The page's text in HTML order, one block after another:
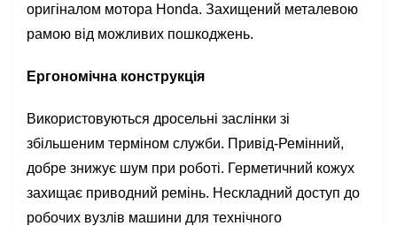
оригіналом мотора Honda. Захищений металевою
рамою від можливих пошкоджень.
Ергономічна конструкція
Використовуються дросельні заслінки зі
збільшеним терміном служби. Привід-Ремінний,
добре знижує шум при роботі. Герметичний кожух
захищає приводний ремінь. Нескладний доступ до
робочих вузлів машини для технічного